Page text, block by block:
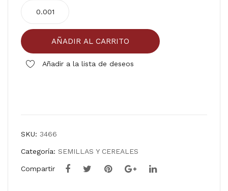
MORITA
cantidad
AÑADIR AL CARRITO
Añadir a la lista de deseos
SKU: 3466
Categoría: SEMILLAS Y CEREALES
Compartir